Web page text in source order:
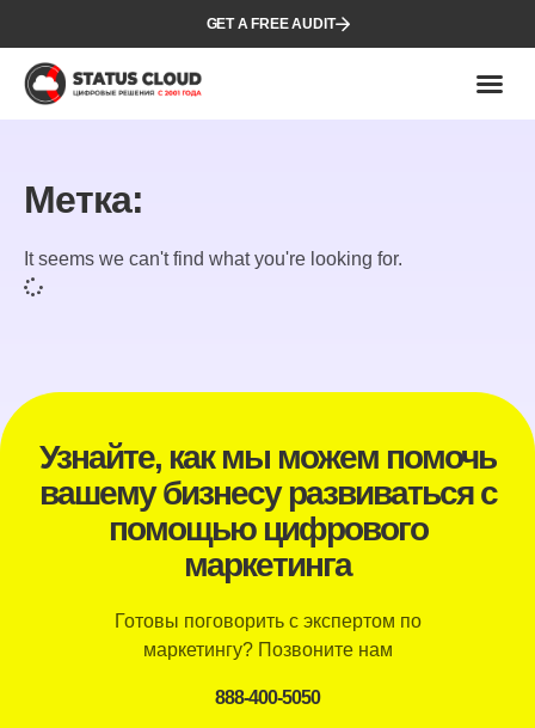
GET A FREE AUDIT
Метка:
It seems we can't find what you're looking for.
Узнайте, как мы можем помочь
вашему бизнесу развиваться с
помощью цифрового
маркетинга
Готовы поговорить с экспертом по
маркетингу? Позвоните нам
888-400-5050